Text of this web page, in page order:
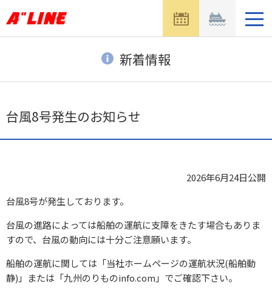
ュ
開
新着情報
台風8号発生のお知らせ
2026年6月24日公開
台風8号が発生しております。
台風の進路によっては船舶の運航に支障をきたす場合もありま
すので、台風の動向には十分ご注意願います。
船舶の運航に関しては「当社ホームページの運航状況(船舶動
静)」または「九州のりものinfo.com」でご確認下さい。